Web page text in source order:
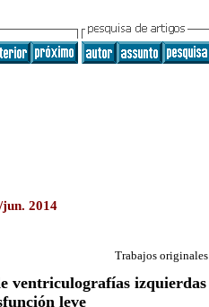
2014
Trabajos originales
ventriculografías izquierdas
leve